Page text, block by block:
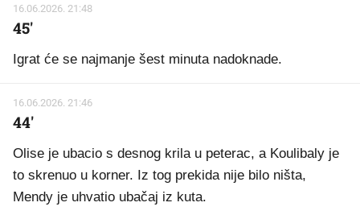
16.06.2026. 21:48
45'
Igrat će se najmanje šest minuta nadoknade.
16.06.2026. 21:46
44'
Olise je ubacio s desnog krila u peterac, a Koulibaly je
to skrenuo u korner. Iz tog prekida nije bilo ništa,
Mendy je uhvatio ubačaj iz kuta.